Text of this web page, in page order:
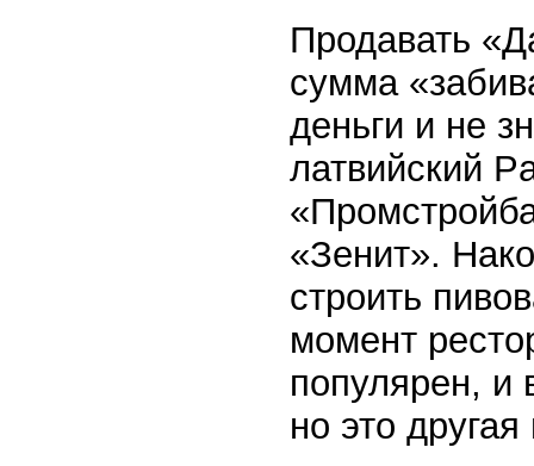
Продавать
сумма
деньги и не
латвийский
«Зенит».
строить
момент
популярен, и
но это